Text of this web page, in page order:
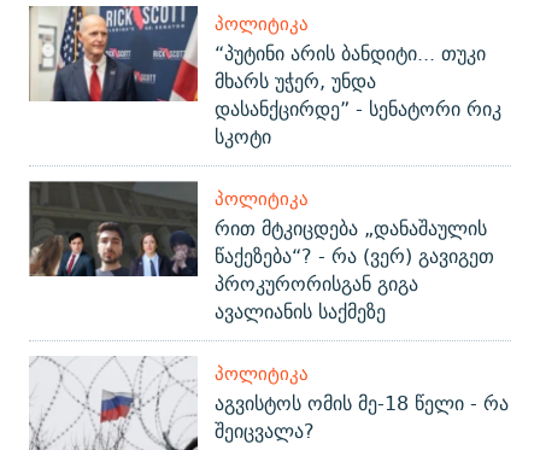
ᲞᲝᲚᲘᲢᲘᲙᲐ
“პუტინი არის ბანდიტი... თუკი
მხარს უჭერ, უნდა
დასანქცირდე” - სენატორი რიკ
სკოტი
ᲞᲝᲚᲘᲢᲘᲙᲐ
რით მტკიცდება „დანაშაულის
წაქეზება“? - რა (ვერ) გავიგეთ
პროკურორისგან გიგა
ავალიანის საქმეზე
ᲞᲝᲚᲘᲢᲘᲙᲐ
აგვისტოს ომის მე-18 წელი - რა
შეიცვალა?